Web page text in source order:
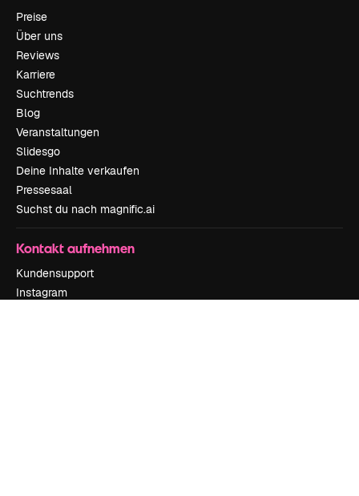
Preise
Über uns
Reviews
Karriere
Suchtrends
Blog
Veranstaltungen
Slidesgo
Deine Inhalte verkaufen
Pressesaal
Suchst du nach magnific.ai
Kontakt aufnehmen
Kundensupport
Instagram